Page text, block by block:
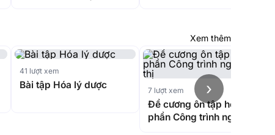
Xem thêm
›
41 lượt xem
Bài tập Hóa lý dược 7 lượt xem
Đề cương ôn tập học
phần Công trình ngầm